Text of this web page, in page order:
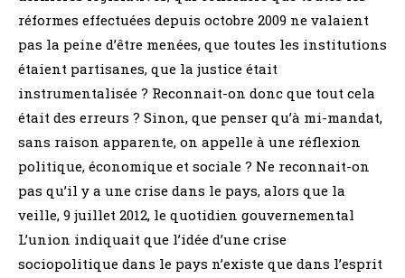
réformes effectuées depuis octobre 2009 ne valaient
pas la peine d’être menées, que toutes les institutions
étaient partisanes, que la justice était
instrumentalisée ? Reconnait-on donc que tout cela
était des erreurs ? Sinon, que penser qu’à mi-mandat,
sans raison apparente, on appelle à une réflexion
politique, économique et sociale ? Ne reconnait-on
pas qu’il y a une crise dans le pays, alors que la
veille, 9 juillet 2012, le quotidien gouvernemental
L’union indiquait que l’idée d’une crise
sociopolitique dans le pays n’existe que dans l’esprit